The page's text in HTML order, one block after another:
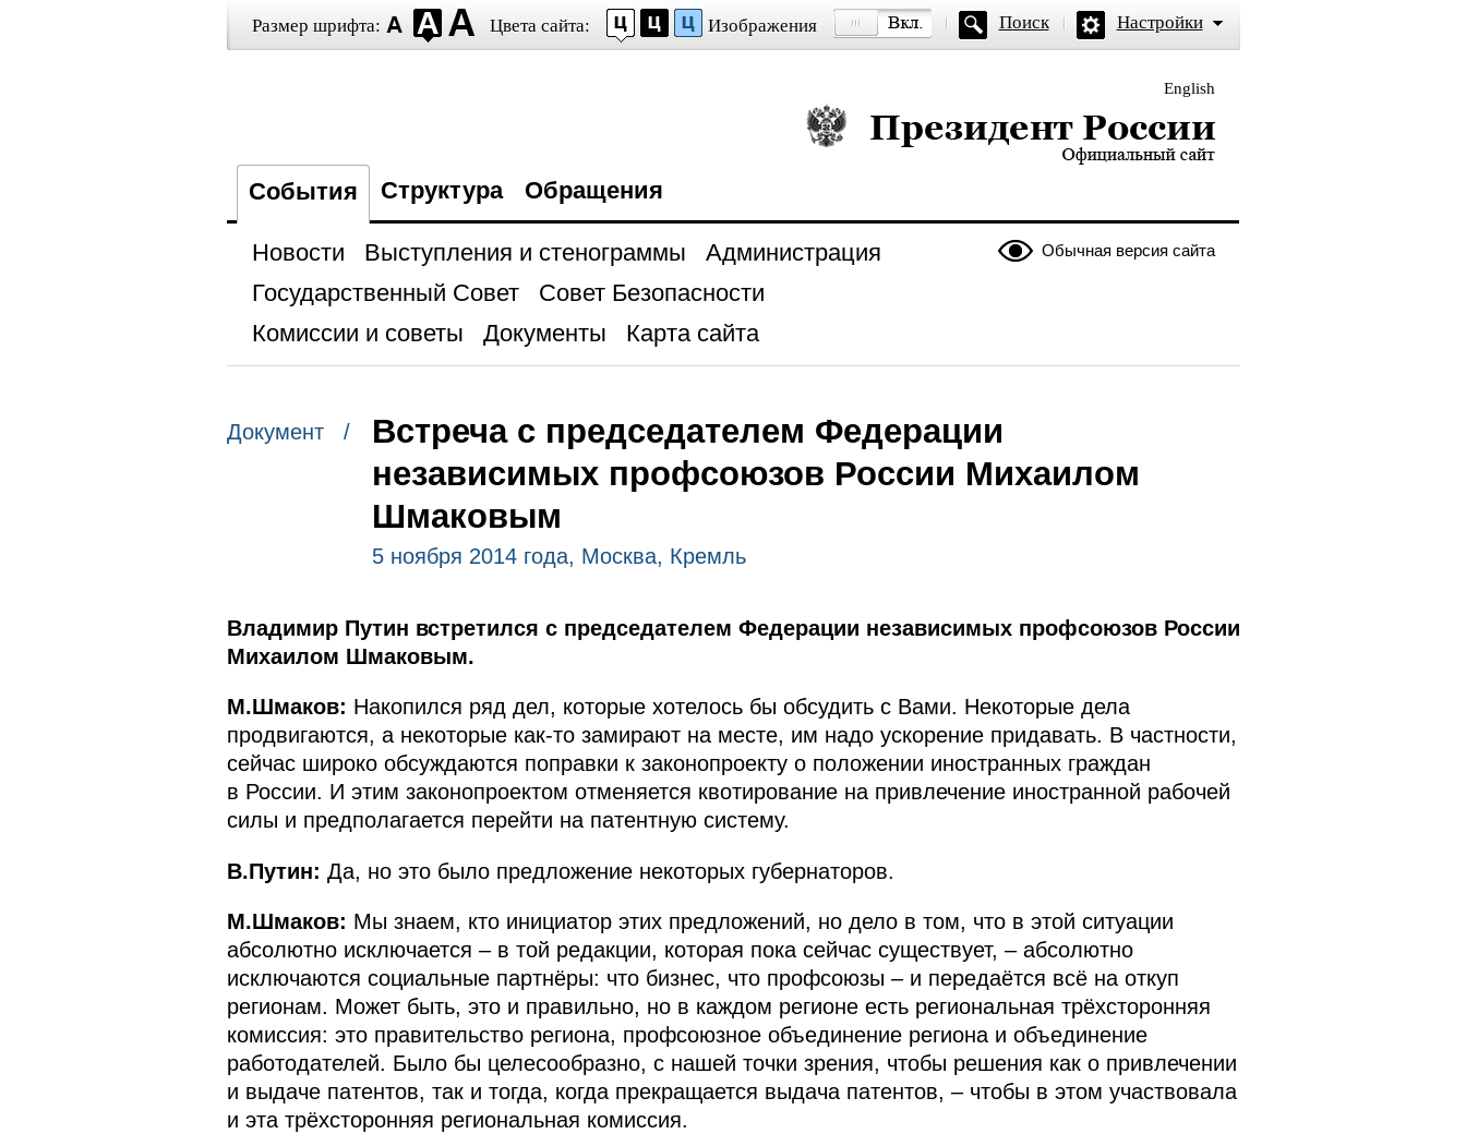
Размер шрифта: Цвета сайта: Изображения Поиск Настройки
English
Президент России — официальный сайт
События Структура Обращения
Обычная версия сайта
Новости Выступления и стенограммы
Администрация
Государственный Совет
Совет Безопасности
Комиссии и советы
Документы Карта сайта
Документ /
Встреча с председателем Федерации
независимых профсоюзов России Михаилом
Шмаковым
5 ноября 2014 года, Москва, Кремль
Владимир Путин встретился с председателем Федерации независимых профсоюзов России
Михаилом Шмаковым.
М.Шмаков: Накопился ряд дел, которые хотелось бы обсудить с Вами. Некоторые дела
продвигаются, а некоторые как‑то замирают на месте, им надо ускорение придавать. В частности,
сейчас широко обсуждаются поправки к законопроекту о положении иностранных граждан
в России. И этим законопроектом отменяется квотирование на привлечение иностранной рабочей
силы и предполагается перейти на патентную систему.
В.Путин: Да, но это было предложение некоторых губернаторов.
М.Шмаков: Мы знаем, кто инициатор этих предложений, но дело в том, что в этой ситуации
абсолютно исключается – в той редакции, которая пока сейчас существует, – абсолютно
исключаются социальные партнёры: что бизнес, что профсоюзы – и передаётся всё на откуп
регионам. Может быть, это и правильно, но в каждом регионе есть региональная трёхсторонняя
комиссия: это правительство региона, профсоюзное объединение региона и объединение
работодателей. Было бы целесообразно, с нашей точки зрения, чтобы решения как о привлечении
и выдаче патентов, так и тогда, когда прекращается выдача патентов, – чтобы в этом участвовала
и эта трёхсторонняя региональная комиссия.